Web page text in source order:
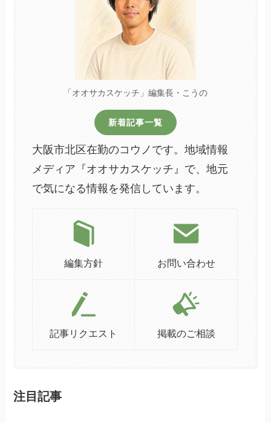
「オオサカスケッチ」編集長・こうの
新着記事一覧
大阪市北区在勤のコウノです。地域情報
メディア『オオサカスケッチ』で、地元
で気になる情報を発信しています。
編集方針 お問い合わせ
記事リクエスト 掲載のご相談
注目記事